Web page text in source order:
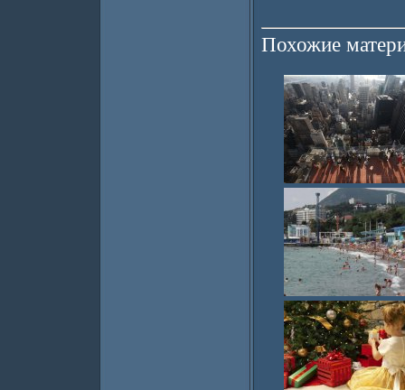
Похожие